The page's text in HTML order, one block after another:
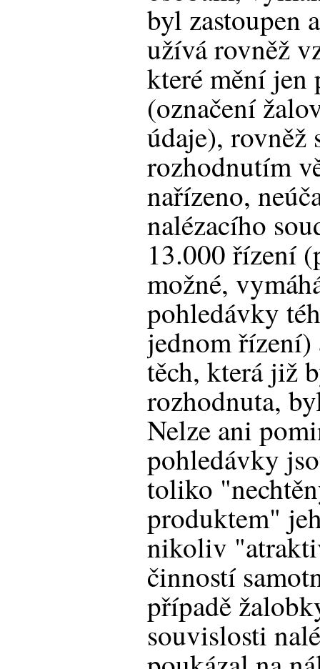
byl zastoupen
užívá rovněž
které mění jen
(označení
údaje), rovněž
rozhodnutím
nařízeno,
nalézacího
13.000 řízení
možné,
pohledávky
jednom řízení)
těch, která již
rozhodnuta,
Nelze ani
pohledávky
toliko
produktem"
nikoliv
činností
případě
souvislosti